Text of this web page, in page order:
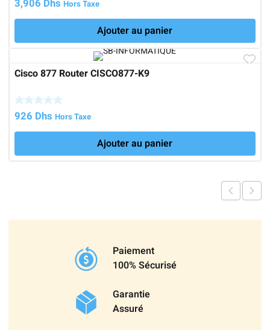
3,906 Dhs Hors Taxe
Ajouter au panier
Cisco 877 Router CISCO877-K9
926 Dhs Hors Taxe
Ajouter au panier
Paiement
100% Sécurisé
Garantie
Assuré